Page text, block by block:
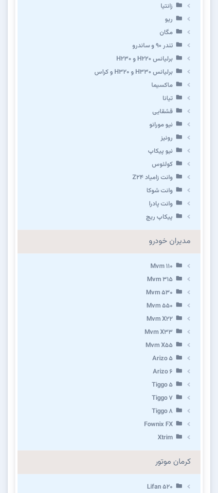
زانتیا
ریو
مگان
تندر ۹۰ و ساندرو
برلیانس H220 و H230
برلیانس H330 و H320 و کراس
ماکسیما
تیانا
قشقایی
نیو مورانو
رونیز
نیو پیکاپ
كولئوس
وانت زامیاد Z24
وانت شوکا
وانت پادرا
پیکاپ ریچ
مدیران خودرو
Mvm 110
Mvm 315
Mvm 530
Mvm 550
Mvm X22
Mvm X33
Mvm X55
Arizo 5
Arizo 6
Tiggo 5
Tiggo 7
Tiggo 8
Fownix FX
Xtrim
کرمان موتور
Lifan 520